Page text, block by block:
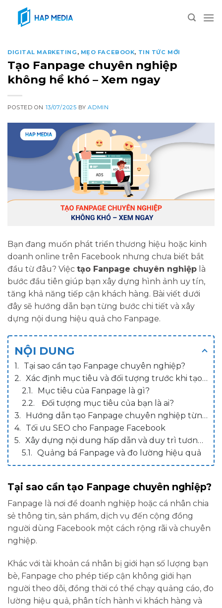
content
DIGITAL MARKETING , MẸO FACEBOOK, TIN TỨC MỚI
Tạo Fanpage chuyên nghiệp
không hề khó – Xem ngay
POSTED ON 13/07/2025 BYADMIN
Bạn đang muốn phát triển thương hiệu hoặc kinh
doanh online trên Facebook nhưng chưa biết bắt
đầu từ đâu? Việc tạo Fanpage chuyên nghiệp là
bước đầu tiên giúp bạn xây dựng hình ảnh uy tín,
tăng khả năng tiếp cận khách hàng. Bài viết dưới
đây sẽ hướng dẫn bạn từng bước chi tiết và xây
dựng nội dung hiệu quả cho Fanpage.
NỘI DUNG
Tại sao cần tạo Fanpage chuyên nghiệp?
Xác định mục tiêu và đối tượng trước khi tạo Fanpage
Mục tiêu của Fanpage là gì?
Đối tượng mục tiêu của bạn là ai?
Hướng dẫn tạo Fanpage chuyên nghiệp từng bước
Tối ưu SEO cho Fanpage Facebook
Xây dựng nội dung hấp dẫn và duy trì tương tác
Quảng bá Fanpage và đo lường hiệu quả
Tại sao cần tạo Fanpage chuyên nghiệp?
Fanpage là nơi để doanh nghiệp hoặc cá nhân chia
sẻ thông tin, sản phẩm, dịch vụ đến cộng đồng
người dùng Facebook một cách rộng rãi và chuyên
nghiệp.
Khác với tài khoản cá nhân bị giới hạn số lượng bạn
bè, Fanpage cho phép tiếp cận không giới hạn
người theo dõi, đồng thời có thể chạy quảng cáo, đo
lường hiệu quả, phân tích hành vi khách hàng và